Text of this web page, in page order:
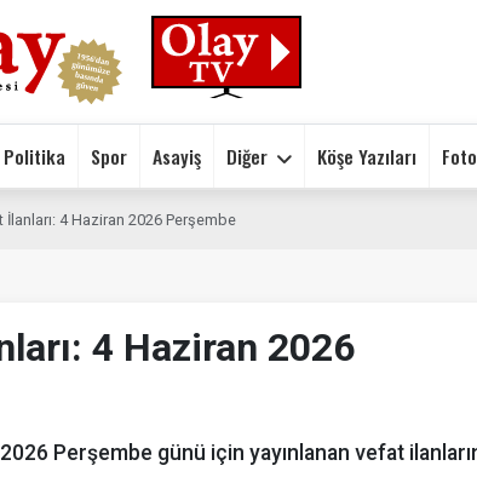
Politika Spor Asayiş Diğer Köşe Yazıları
4 Haziran 2026 Perşembe
4 Haziran 2026
Perşembe günü için yayınlanan vefat